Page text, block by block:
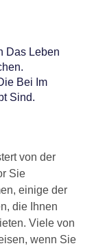
Das Leben
Bei Im
Sind.
von der
Sie
einige der
die Ihnen
Viele von
wenn Sie